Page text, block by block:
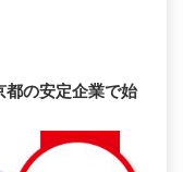
都の安定企業で始